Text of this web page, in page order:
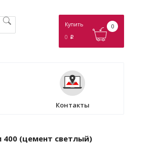
Купить
0 p
0
Контакты
(цемент светлый)